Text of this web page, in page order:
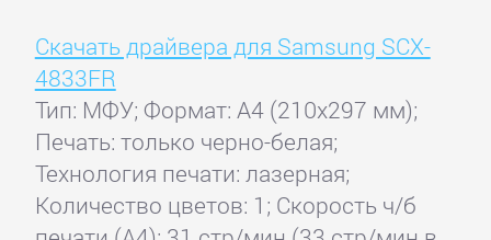
Скачать драйвера для Samsung SCX-
4833FR
Тип: МФУ; Формат: A4 (210x297 мм);
Печать: только черно-белая;
Технология печати: лазерная;
Количество цветов: 1; Скорость ч/б